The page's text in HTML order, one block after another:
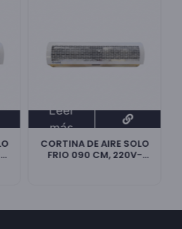
Leer
más
CORTINA DE AIRE SOLO
FRIO 090 CM, 220V-